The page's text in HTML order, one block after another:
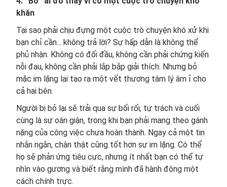
khăn
Tại sao phải chịu đựng một cuộc trò chuyện khó xử khi
bạn chỉ cần... không trả lời? Sự hấp dẫn là không thể
phủ nhận. Không có đối đầu, không cần phải chứng kiến
nỗi đau, không cần phải lắp bắp giải thích. Nhưng bỏ
mặc im lặng lại tạo ra một vết thương tâm lý âm ỉ cho
cả hai bên.
Người bị bỏ lại sẽ trải qua sự bối rối, tự trách và cuối
cùng là sự oán giận, trong khi bạn phải mang theo gánh
nặng của công việc chưa hoàn thành. Ngay cả một tin
nhắn ngắn, chân thật cũng tốt hơn sự im lặng. Có thể
họ sẽ phản ứng tiêu cực, nhưng ít nhất bạn có thể tự
nhìn vào gương và biết rằng mình đã hành động một
cách chính trực.